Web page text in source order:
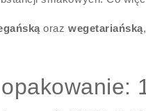
orazwegetariańską